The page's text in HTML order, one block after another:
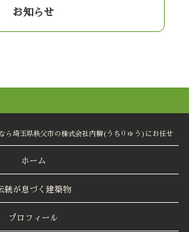
お知らせ
ら埼玉県秩父市の株式会社内柳(うちりゅう)にお任せ
ホーム
統が息づく建築物
プロフィール